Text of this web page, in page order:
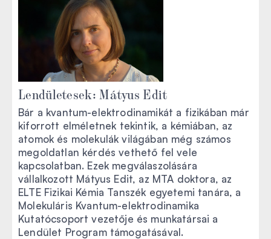
Lendületesek: Mátyus Edit
Bár a kvantum-elektrodinamikát a fizikában már
kiforrott elméletnek tekintik, a kémiában, az
atomok és molekulák világában még számos
megoldatlan kérdés vethető fel vele
kapcsolatban. Ezek megválaszolására
vállalkozott Mátyus Edit, az MTA doktora, az
ELTE Fizikai Kémia Tanszék egyetemi tanára, a
Molekuláris Kvantum-elektrodinamika
Kutatócsoport vezetője és munkatársai a
Lendület Program támogatásával.